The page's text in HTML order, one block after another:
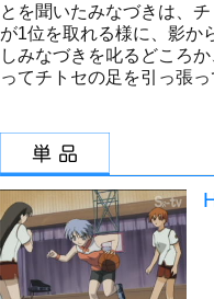
とを聞いたみなづきは、
が1位を取れる様に、影か
しみなづきを叱るどころ
ってチトセの足を引っ張